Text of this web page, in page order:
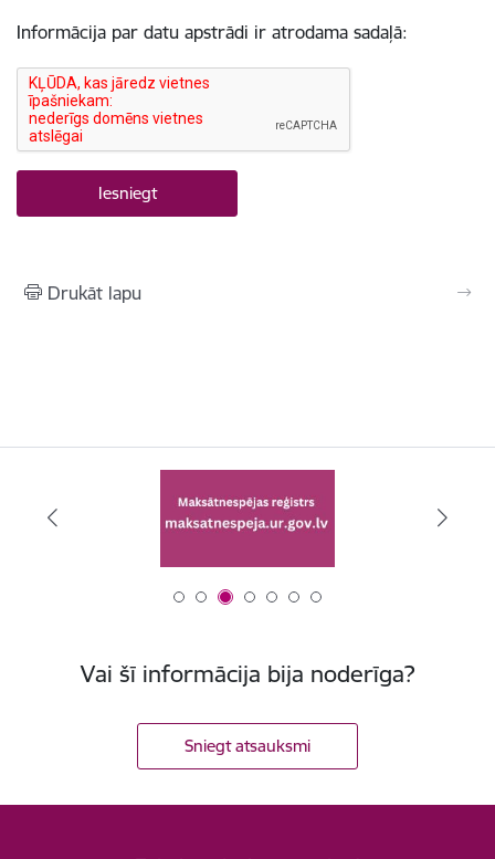
Informācija par datu apstrādi ir atrodama sadaļā:
Drukāt lapu
Vai šī informācija bija noderīga?
Sniegt atsauksmi